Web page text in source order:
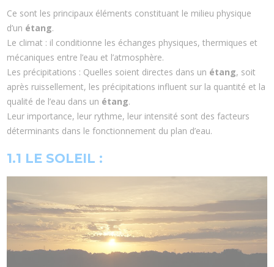
Ce sont les principaux éléments constituant le milieu physique
d’un étang.
Le climat : il conditionne les échanges physiques, thermiques et
mécaniques entre l’eau et l’atmosphère.
Les précipitations : Quelles soient directes dans un étang, soit
après ruissellement, les précipitations influent sur la quantité et la
qualité de l’eau dans un étang.
Leur importance, leur rythme, leur intensité sont des facteurs
déterminants dans le fonctionnement du plan d’eau.
1.1 LE SOLEIL :